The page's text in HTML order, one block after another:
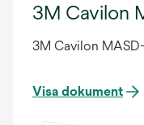
3M Cavilon
3M Cavilon
Visa dokument